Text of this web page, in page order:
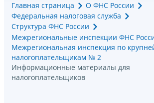
Главная страница
О ФНС России
Федеральная налоговая служба
Структура ФНС России
Межрегиональные инспекции ФНС
Межрегиональная инспекция по
налогоплательщикам № 2
Информационные материалы для
налогоплательщиков